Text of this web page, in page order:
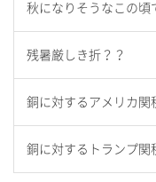
秋になりそうなこの
残暑厳しき折？？
銅に対するアメリカ関
銅に対するトランプ